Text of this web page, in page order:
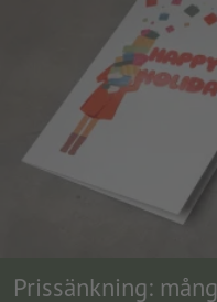
Prissänkning: